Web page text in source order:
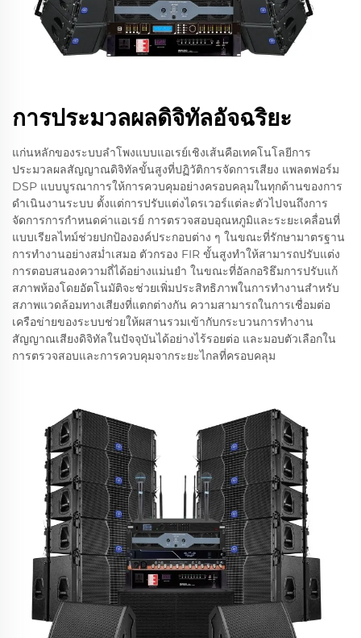
การประมวลผลดิจิทัลอัจฉริยะ
แก่นหลักของระบบลำโพงแบบแอเรย์เชิงเส้นคือเทคโนโลยีการ
ประมวลผลสัญญาณดิจิทัลขั้นสูงที่ปฏิวัติการจัดการเสียง แพลตฟอร์ม
DSP แบบบูรณาการให้การควบคุมอย่างครอบคลุมในทุกด้านของการ
ดำเนินงานระบบ ตั้งแต่การปรับแต่งไดรเวอร์แต่ละตัวไปจนถึงการ
จัดการการกำหนดค่าแอเรย์ การตรวจสอบอุณหภูมิและระยะเคลื่อนที่
แบบเรียลไทม์ช่วยปกป้ององค์ประกอบต่าง ๆ ในขณะที่รักษามาตรฐาน
การทำงานอย่างสม่ำเสมอ ตัวกรอง FIR ขั้นสูงทำให้สามารถปรับแต่ง
การตอบสนองความถี่ได้อย่างแม่นยำ ในขณะที่อัลกอริธึมการปรับแก้
สภาพห้องโดยอัตโนมัติจะช่วยเพิ่มประสิทธิภาพในการทำงานสำหรับ
สภาพแวดล้อมทางเสียงที่แตกต่างกัน ความสามารถในการเชื่อมต่อ
เครือข่ายของระบบช่วยให้ผสานรวมเข้ากับกระบวนการทำงาน
สัญญาณเสียงดิจิทัลในปัจจุบันได้อย่างไร้รอยต่อ และมอบตัวเลือกใน
การตรวจสอบและการควบคุมจากระยะไกลที่ครอบคลุม